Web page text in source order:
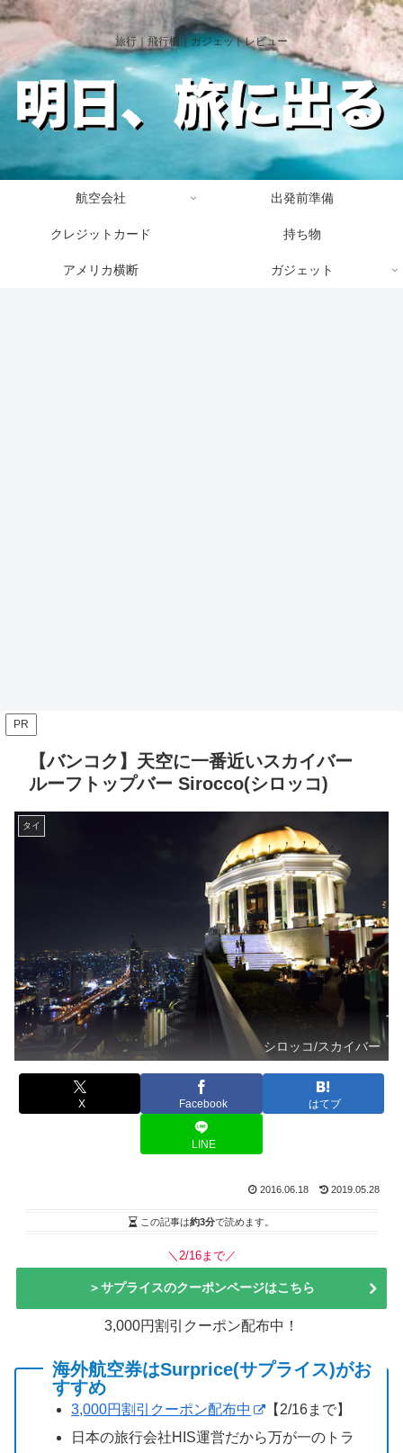
旅行｜飛行機｜ガジェットレビュー
航空会社 出発前準備
クレジットカード 持ち物
アメリカ横断 ガジェット
PR
【バンコク】天空に一番近いスカイバー
ルーフトップバー Sirocco(シロッコ)
タイ
シロッコ/スカイバー
X Facebook はてブ
LINE
2016.06.18 2019.05.28
この記事は約3分で読めます。
＼2/16まで／
＞サプライスのクーポンページはこちら
3,000円割引クーポン配布中！
海外航空券はSurprice(サプライス)がお
すすめ
3,000円割引クーポン配布中
【2/16まで】
日本の旅行会社HIS運営だから万が一のトラ